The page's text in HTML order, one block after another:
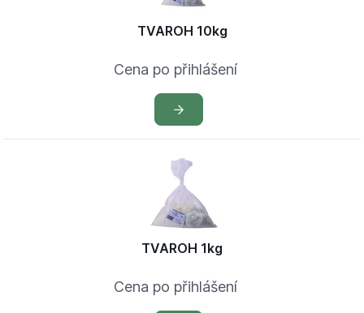
TVAROH 10kg
Cena po přihlášení
TVAROH 1kg
Cena po přihlášení